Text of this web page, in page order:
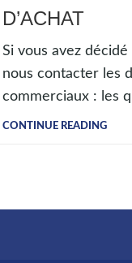
D’ACHAT
Si vous avez
nous contacter les
commerciaux : les
CONTINUE READING